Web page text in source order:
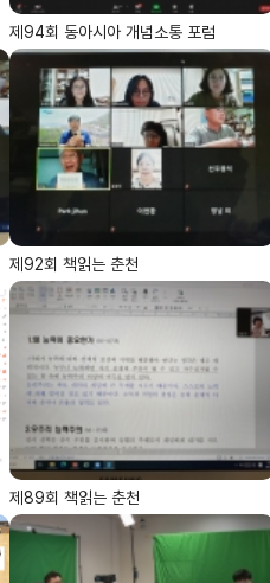
제94회 동아시아 개념소통 포럼
제92회 책읽는 춘천
제89회 책읽는 춘천